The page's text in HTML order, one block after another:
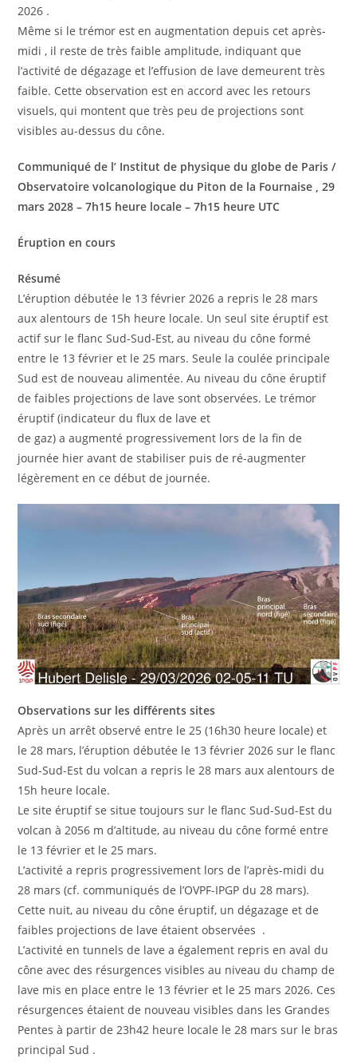
2026 .
Même si le trémor est en augmentation depuis cet après-
midi , il reste de très faible amplitude, indiquant que
l’activité de dégazage et l’effusion de lave demeurent très
faible. Cette observation est en accord avec les retours
visuels, qui montent que très peu de projections sont
visibles au-dessus du cône.
Communiqué de l’ Institut de physique du globe de Paris /
Observatoire volcanologique du Piton de la Fournaise , 29
mars 2028 – 7h15 heure locale – 7h15 heure UTC
Éruption en cours
Résumé
L’éruption débutée le 13 février 2026 a repris le 28 mars
aux alentours de 15h heure locale. Un seul site éruptif est
actif sur le flanc Sud-Sud-Est, au niveau du cône formé
entre le 13 février et le 25 mars. Seule la coulée principale
Sud est de nouveau alimentée. Au niveau du cône éruptif
de faibles projections de lave sont observées. Le trémor
éruptif (indicateur du flux de lave et
de gaz) a augmenté progressivement lors de la fin de
journée hier avant de stabiliser puis de ré-augmenter
légèrement en ce début de journée.
Observations sur les différents sites
Après un arrêt observé entre le 25 (16h30 heure locale) et
le 28 mars, l’éruption débutée le 13 février 2026 sur le flanc
Sud-Sud-Est du volcan a repris le 28 mars aux alentours de
15h heure locale.
Le site éruptif se situe toujours sur le flanc Sud-Sud-Est du
volcan à 2056 m d’altitude, au niveau du cône formé entre
le 13 février et le 25 mars.
L’activité a repris progressivement lors de l’après-midi du
28 mars (cf. communiqués de l’OVPF-IPGP du 28 mars).
Cette nuit, au niveau du cône éruptif, un dégazage et de
faibles projections de lave étaient observées .
L’activité en tunnels de lave a également repris en aval du
cône avec des résurgences visibles au niveau du champ de
lave mis en place entre le 13 février et le 25 mars 2026. Ces
résurgences étaient de nouveau visibles dans les Grandes
Pentes à partir de 23h42 heure locale le 28 mars sur le bras
principal Sud .